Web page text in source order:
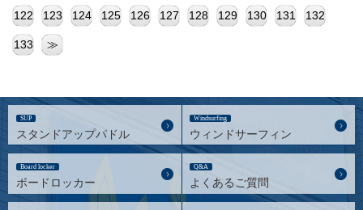
122 123 124 125 126 127 128 129 130 131 132
133 ≫
SUP
スタンドアップパドル
Windsurfing
ウィンドサーフィン
Board locker
ボードロッカー
Q&A
よくあるご質問